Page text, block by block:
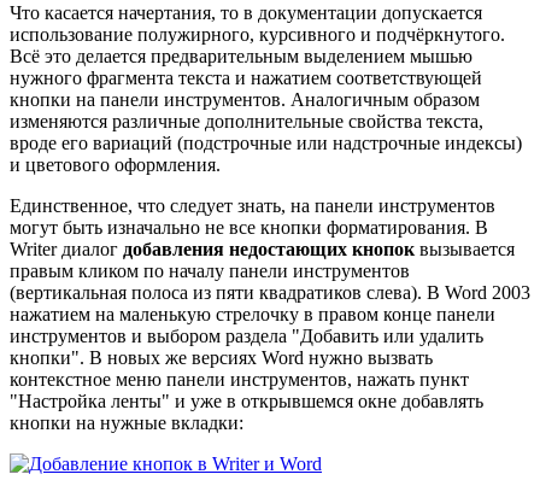
Что касается начертания, то в документации допускается
использование полужирного, курсивного и подчёркнутого.
Всё это делается предварительным выделением мышью
нужного фрагмента текста и нажатием соответствующей
кнопки на панели инструментов. Аналогичным образом
изменяются различные дополнительные свойства текста,
вроде его вариаций (подстрочные или надстрочные индексы)
и цветового оформления.
Единственное, что следует знать, на панели инструментов
могут быть изначально не все кнопки форматирования. В
Writer диалог добавления недостающих кнопок вызывается
правым кликом по началу панели инструментов
(вертикальная полоса из пяти квадратиков слева). В Word 2003
нажатием на маленькую стрелочку в правом конце панели
инструментов и выбором раздела "Добавить или удалить
кнопки". В новых же версиях Word нужно вызвать
контекстное меню панели инструментов, нажать пункт
"Настройка ленты" и уже в открывшемся окне добавлять
кнопки на нужные вкладки: